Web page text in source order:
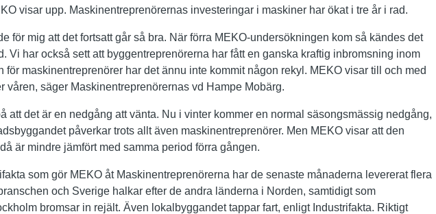
visar upp. Maskinentreprenörernas investeringar i maskiner har ökat i tre år i rad.
för mig att det fortsatt går så bra. När förra MEKO-undersökningen kom så kändes det
Vi har också sett att byggentreprenörerna har fått en ganska kraftig inbromsning inom
för maskinentreprenörer har det ännu inte kommit någon rekyl. MEKO visar till och med
våren, säger Maskinentreprenörernas vd Hampe Mobärg.
att det är en nedgång att vänta. Nu i vinter kommer en normal säsongsmässig nedgång,
påverkar trots allt även maskinentreprenörer. Men MEKO visar att den
är mindre jämfört med samma period förra gången.
som gör MEKO åt Maskinentreprenörerna har de senaste månaderna levererat flera
och Sverige halkar efter de andra länderna i Norden, samtidigt som
bromsar in rejält. Även lokalbyggandet tappar fart, enligt Industrifakta. Riktigt